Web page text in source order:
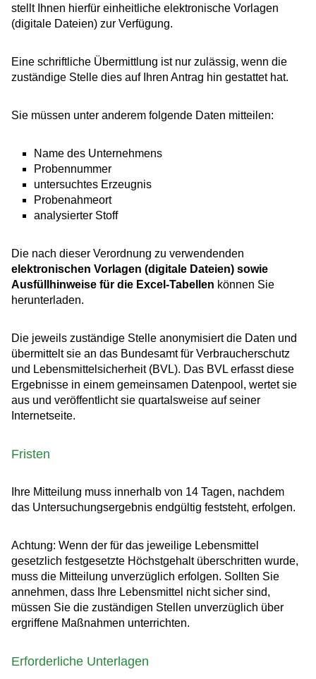
stellt Ihnen hierfür einheitliche elektronische Vorlagen
(digitale Dateien) zur Verfügung.
Eine schriftliche Übermittlung ist nur zulässig, wenn die
zuständige Stelle dies auf Ihren Antrag hin gestattet hat.
Sie müssen unter anderem folgende Daten mitteilen:
Name des Unternehmens
Probennummer
untersuchtes Erzeugnis
Probenahmeort
analysierter Stoff
Die nach dieser Verordnung zu verwendenden
elektronischen Vorlagen (digitale Dateien) sowie
Ausfüllhinweise für die Excel-Tabellen können Sie
herunterladen.
Die jeweils zuständige Stelle anonymisiert die Daten und
übermittelt sie an das Bundesamt für Verbraucherschutz
und Lebensmittelsicherheit (BVL). Das BVL erfasst diese
Ergebnisse in einem gemeinsamen Datenpool, wertet sie
aus und veröffentlicht sie quartalsweise auf seiner
Internetseite.
Fristen
Ihre Mitteilung muss innerhalb von 14 Tagen, nachdem
das Untersuchungsergebnis endgültig feststeht, erfolgen.
Achtung: Wenn der für das jeweilige Lebensmittel
gesetzlich festgesetzte Höchstgehalt überschritten wurde,
muss die Mitteilung unverzüglich erfolgen. Sollten Sie
annehmen, dass Ihre Lebensmittel nicht sicher sind,
müssen Sie die zuständigen Stellen unverzüglich über
ergriffene Maßnahmen unterrichten.
Erforderliche Unterlagen